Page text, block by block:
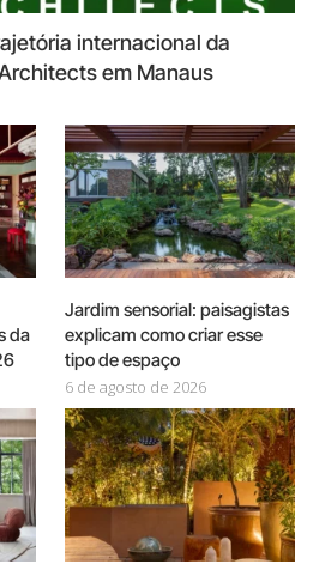
internacional da
em Manaus
da
Jardim sensorial: paisagistas
explicam como criar esse
tipo de espaço
6 de agosto de 2026